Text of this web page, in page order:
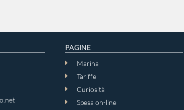
PAGINE
Marina
Tariffe
Curiosità
Spesa on-line